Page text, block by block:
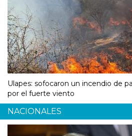
Ulapes: sofocaron un incendio de
por el fuerte viento
NACIONALES